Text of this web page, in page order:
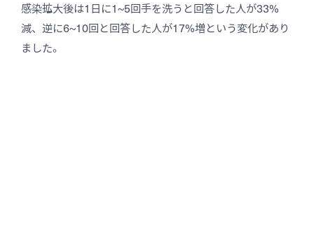
感染拡大後は1日に1~5回手を洗うと回答した人が33%
減、逆に6~10回と回答した人が17%増という変化があり
ました。